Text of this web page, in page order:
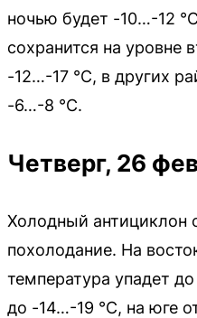
ночью будет -10…-12
сохранится на уровне
-12…-17 °С, в других
-6…-8 °С.
Четверг, 26
Холодный антициклон
похолодание. На
температура упадет
до -14…-19 °С, на юге